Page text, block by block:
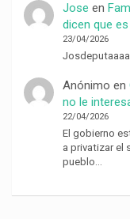
Jose en
dicen que
23/04/2026
Josdeputaaaa
Anónimo en
no le
22/04/2026
El gobierno
a privatizar el
pueblo…